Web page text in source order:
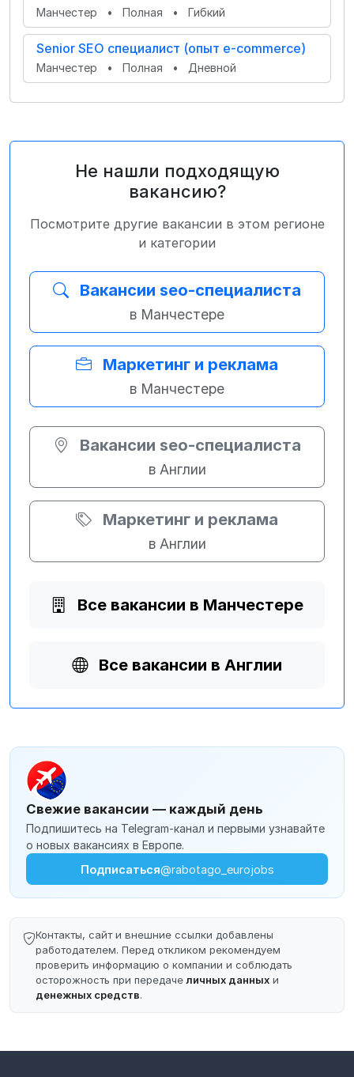
Манчестер • Полная • Гибкий
Senior SEO специалист (опыт e-commerce)
Манчестер • Полная • Дневной
Не нашли подходящую
вакансию?
Посмотрите другие вакансии в этом регионе
и категории
Вакансии seo-специалиста
в Манчестере
Маркетинг и реклама
в Манчестере
Вакансии seo-специалиста
в Англии
Маркетинг и реклама
в Англии
Все вакансии в Манчестере
Все вакансии в Англии
Свежие вакансии — каждый день
Подпишитесь на Telegram-канал и первыми узнавайте
о новых вакансиях в Европе.
Подписаться@rabotago_eurojobs
Контакты, сайт и внешние ссылки добавлены
работодателем. Перед откликом рекомендуем
проверить информацию о компании и соблюдать
осторожность при передачеличных данных и
денежных средств.